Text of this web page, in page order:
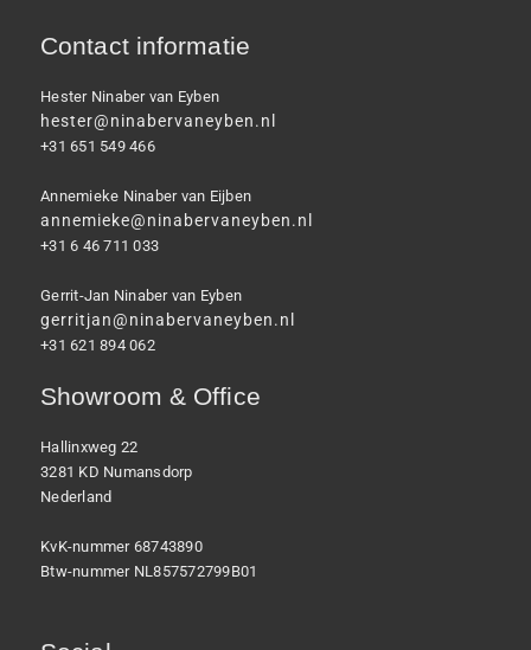
Contact informatie
Hester Ninaber van Eyben
hester@ninabervaneyben.nl
+31 651 549 466
Annemieke Ninaber van Eijben
annemieke@ninabervaneyben.nl
+31 6 46 711 033
Gerrit-Jan Ninaber van Eyben
gerritjan@ninabervaneyben.nl
+31 621 894 062
Showroom & Office
Hallinxweg 22
3281 KD Numansdorp
Nederland
KvK-nummer 68743890
Btw-nummer NL857572799B01